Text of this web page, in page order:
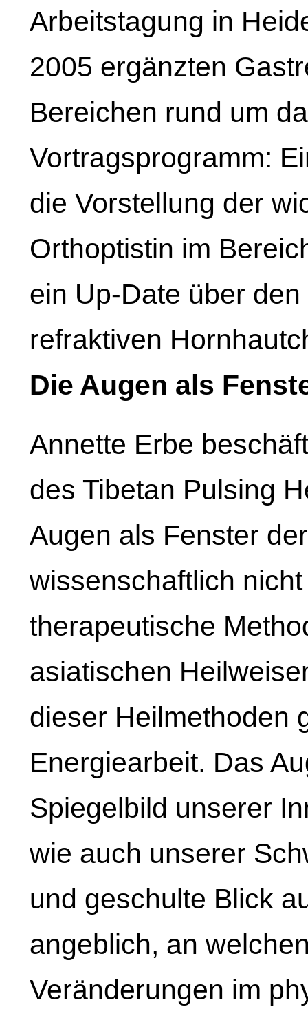
Arbeitstagung in
2005 ergänzten
Bereichen rund um
Vortragsprogramm:
die Vorstellung der
Orthoptistin im
ein Up-Date über
refraktiven
Die Augen als
Annette Erbe
des Tibetan Pulsing
Augen als Fenster
wissenschaftlich
therapeutische
asiatischen
dieser Heilmethoden
Energiearbeit. Das
Spiegelbild unserer
wie auch unserer
und geschulte Blick
angeblich, an
Veränderungen im